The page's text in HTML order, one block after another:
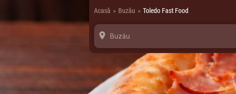
Acasă » Buzău » Toledo Fast Food
Buzău